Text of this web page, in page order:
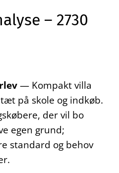
– 2730
— Kompakt villa
på skole og indkøb.
der vil bo
egen grund;
standard og behov